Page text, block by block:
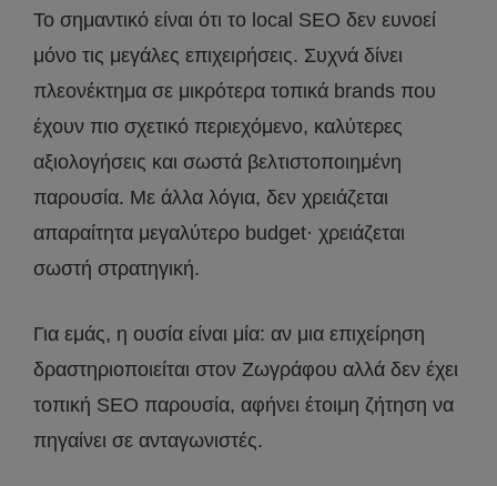
Το σημαντικό είναι ότι το local SEO δεν ευνοεί
μόνο τις μεγάλες επιχειρήσεις. Συχνά δίνει
πλεονέκτημα σε μικρότερα τοπικά brands που
έχουν πιο σχετικό περιεχόμενο, καλύτερες
αξιολογήσεις και σωστά βελτιστοποιημένη
παρουσία. Με άλλα λόγια, δεν χρειάζεται
απαραίτητα μεγαλύτερο budget· χρειάζεται
σωστή στρατηγική.
Για εμάς, η ουσία είναι μία: αν μια επιχείρηση
δραστηριοποιείται στον Ζωγράφου αλλά δεν έχει
τοπική SEO παρουσία, αφήνει έτοιμη ζήτηση να
πηγαίνει σε ανταγωνιστές.